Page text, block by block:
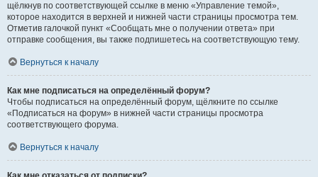
щёлкнув по соответствующей ссылке в меню «Управление темой»,
которое находится в верхней и нижней части страницы просмотра тем.
Отметив галочкой пункт «Сообщать мне о получении ответа» при
отправке сообщения, вы также подпишетесь на соответствующую тему.
Вернуться к началу
Как мне подписаться на определённый форум?
Чтобы подписаться на определённый форум, щёлкните по ссылке
«Подписаться на форум» в нижней части страницы просмотра
соответствующего форума.
Вернуться к началу